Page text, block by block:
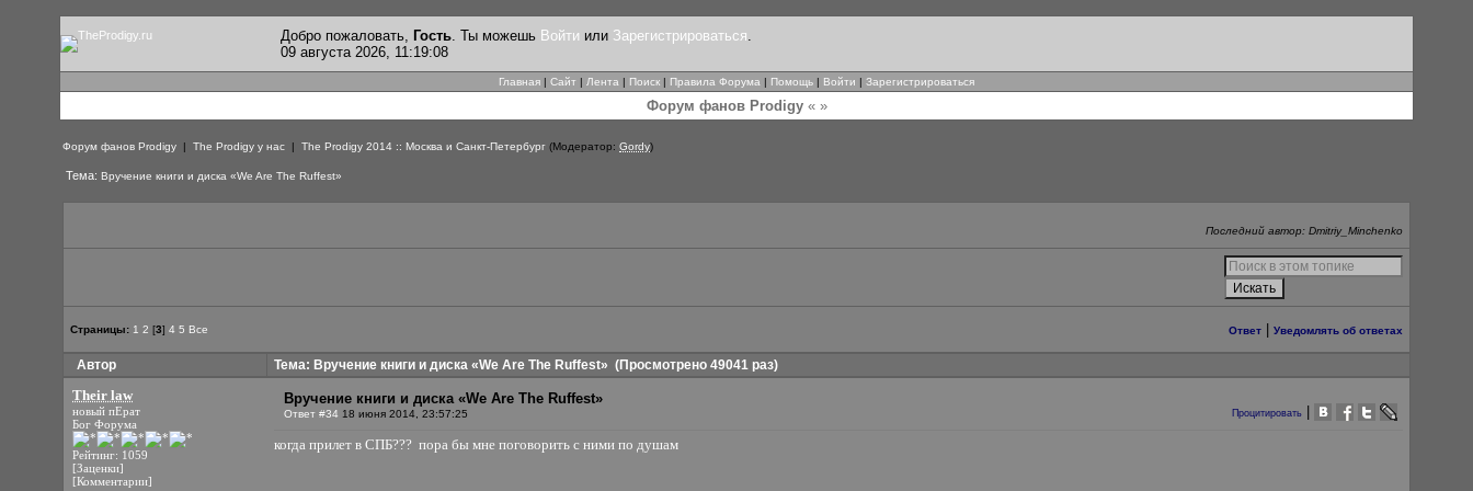
Добро пожаловать, Гость. Ты можешь Войти или Зарегистрироваться.
09 августа 2026, 11:19:08
Главная | Сайт | Лента | Поиск | Правила Форума | Помощь | Войти | Зарегистрироваться
Форум фанов Prodigy« »
Форум фанов Prodigy | The Prodigy у нас | The Prodigy 2014 :: Москва и Санкт-Петербург (Модератор: Gordy)
Тема: Вручение книги и диска «We Are The Ruffest»
Последний автор: Dmitriy_Minchenko
Страницы: 1 2 [3] 4 5 Все Ответ Уведомлять об ответах
Автор Тема: Вручение книги и диска «We Are The Ruffest» (Просмотрено 49041 раз)
Their law
новый пЕрат
Бог Форума
Рейтинг: 1059
[Заценки]
[Комментарии]
Вручение книги и диска «We Are The Ruffest»
Ответ #34 18 июня 2014, 23:57:25 Процитировать
когда прилет в СПБ??? пора бы мне поговорить с ними по душам